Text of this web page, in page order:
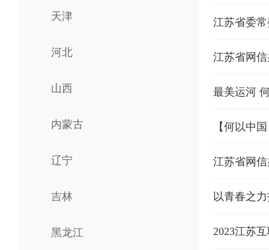
天津
河北
山西
内蒙古
辽宁
吉林
黑龙江
江苏省委
江苏省网
最美运河
【何以中
江苏省网
以青春之
2023江苏